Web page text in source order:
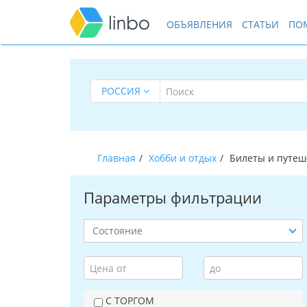
ОБЪЯВЛЕНИЯ СТАТЬИ
РОССИЯ
Главная Хобби и отдых Билеты и
Параметры фильтрации
С ТОРГОМ